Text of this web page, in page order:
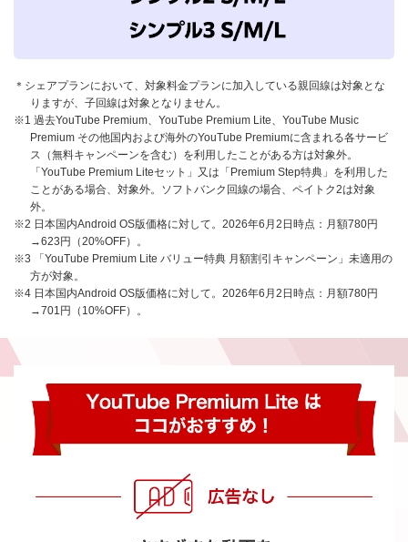
＊シェアプランにおいて、対象料金プランに加入している親回線は対象とな
りますが、子回線は対象となりません。
※1 過去YouTube Premium、YouTube Premium Lite、YouTube Music
Premium その他国内および海外のYouTube Premiumに含まれる各サービ
ス（無料キャンペーンを含む）を利用したことがある方は対象外。
「YouTube Premium Liteセット」又は「Premium Step特典」を利用した
ことがある場合、対象外。ソフトバンク回線の場合、ペイトク2は対象
外。
※2 日本国内Android OS版価格に対して。2026年6月2日時点：月額780円
→623円（20%OFF）。
※3 「YouTube Premium Lite バリュー特典 月額割引キャンペーン」未適用の
方が対象。
※4 日本国内Android OS版価格に対して。2026年6月2日時点：月額780円
→701円（10%OFF）。